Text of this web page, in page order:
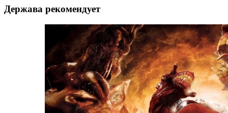
Держава рекомендует